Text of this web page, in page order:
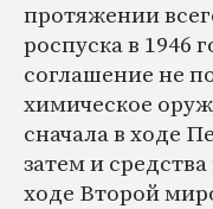
протяжении
роспуска в 1946
соглашение не
химическое
сначала в ходе
затем и
ходе Второй